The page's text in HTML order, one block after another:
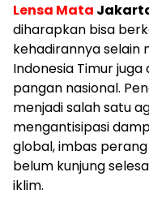
Lensa Mata
diharapkan bisa
kehadirannya selain
Indonesia Timur
pangan nasional.
menjadi salah satu
mengantisipasi
global, imbas
belum kunjung
iklim.